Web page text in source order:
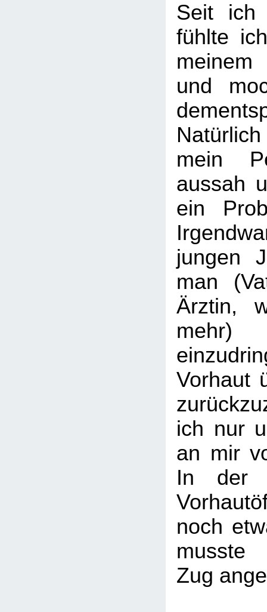
Seit ich
fühlte
und
mein
aussah
ein
jungen
man
Ärztin,
Vorhaut
ich nur
an mir
In der
noch
musste
Zug